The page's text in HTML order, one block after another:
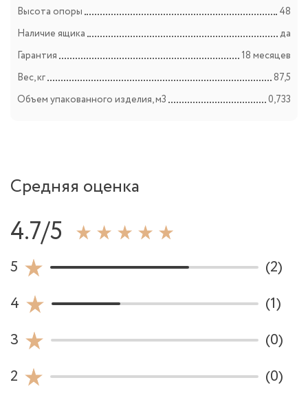
Высота опоры
48
Наличие ящика
да
Гарантия
18 месяцев
Вес, кг
87,5
Объем упакованного изделия, м3
0,733
Средняя оценка
4.7/5
5
(2)
4
(1)
3
(0)
2
(0)